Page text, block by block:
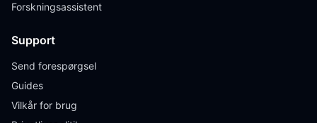
Forskningsassistent
Support
Send forespørgsel
Guides
Vilkår for brug